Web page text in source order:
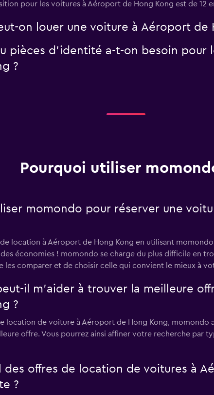
pour les voitures à Aéroport de Hong Kong est de 12
on louer une voiture à Aéroport de
pièces d'identité a-t-on besoin pour
?
Pourquoi utiliser
momondo pour réserver une
location à Aéroport de Hong Kong en utilisant
économies ! momondo se charge du plus difficile en
les comparer et de choisir celle qui convient le mieux à
il m’aider à trouver la meilleure
?
location de voiture à Aéroport de Hong Kong, momondo
offre. Vous pourrez ainsi affiner votre recherche par
offres de location de voitures à
?